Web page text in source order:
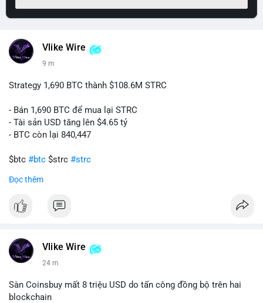
Vlike Wire
9 m
Strategy 1,690 BTC thành $108.6M STRC
- Bán 1,690 BTC để mua lại STRC
- Tài sản USD tăng lên $4.65 tỷ
- BTC còn lại 840,447
$btc #btc $strc #strc
#vlikevn
📰 Nguồn: Cointelegraph
Đọc thêm
Vlike Wire
24 m
Sàn Coinsbuy mất 8 triệu USD do tấn công đồng bộ trên hai
blockchain